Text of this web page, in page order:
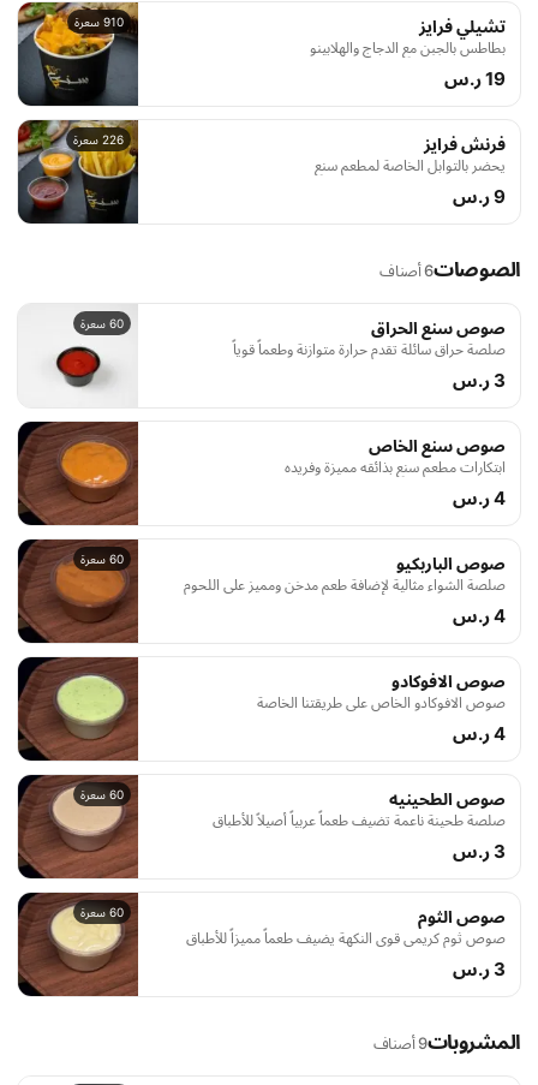
910 سعرة تشيلي فرايز
بطاطس بالجبن مع الدجاج والهلابينو
19 ر.س
226 سعرة فرنش فرايز
يحضر بالتوابل الخاصة لمطعم سنع
9 ر.س
الصوصات6 أصناف
60 سعرة صوص سنع الحراق
صلصة حراق سائلة تقدم حرارة متوازنة وطعماً قوياً
3 ر.س
صوص سنع الخاص
ابتكارات مطعم سنع بذائقه مميزة وفريده
4 ر.س
60 سعرة صوص الباربكيو
صلصة الشواء مثالية لإضافة طعم مدخن ومميز على اللحوم
4 ر.س
صوص الافوكادو
صوص الافوكادو الخاص على طريقتنا الخاصة
4 ر.س
60 سعرة صوص الطحينيه
صلصة طحينة ناعمة تضيف طعماً عربياً أصيلاً للأطباق
3 ر.س
60 سعرة صوص الثوم
صوص ثوم كريمي قوي النكهة يضيف طعماً مميزاً للأطباق
3 ر.س
المشروبات9 أصناف